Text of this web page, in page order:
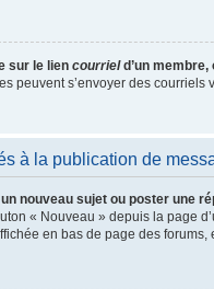
sur le lien courrield’un membre,
peuvent s’envoyer des
à la publication de
nouveau sujet ou poster une
« Nouveau » depuis la page
en bas de page des forums,